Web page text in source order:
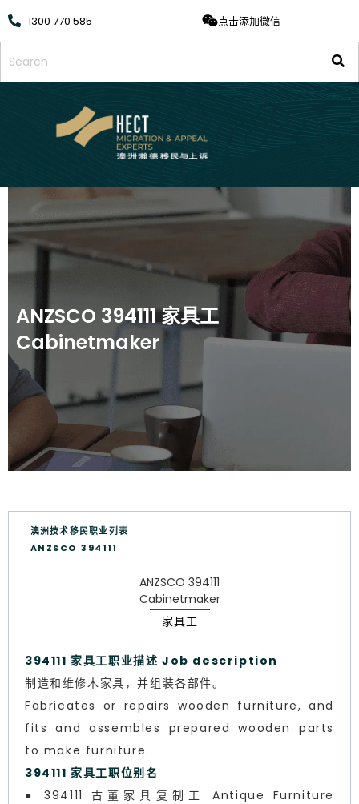
1300 770 585 点击添加微信
ANZSCO 394111 家具工
Cabinetmaker
澳洲技术移民职业列表
ANZSCO 394111
ANZSCO 394111
Cabinetmaker
家具工
394111 家具工职业描述 Job description
制造和维修木家具，并组装各部件。
Fabricates or repairs wooden furniture, and
fits and assembles prepared wooden parts
to make furniture.
394111 家具工职位别名
● 394111 古董家具复制工 Antique Furniture